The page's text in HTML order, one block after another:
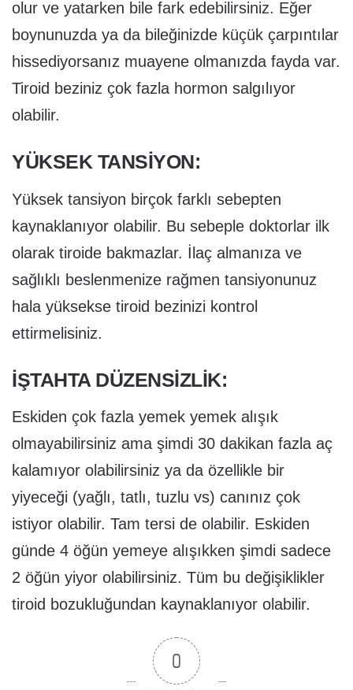
olur ve yatarken bile fark edebilirsiniz. Eğer
boynunuzda ya da bileğinizde küçük çarpıntılar
hissediyorsanız muayene olmanızda fayda var.
Tiroid beziniz çok fazla hormon salgılıyor
olabilir.
YÜKSEK TANSIYON:
Yüksek tansiyon birçok farklı sebepten
kaynaklanıyor olabilir. Bu sebeple doktorlar ilk
olarak tiroide bakmazlar. İlaç almanıza ve
sağlıklı beslenmenize rağmen tansiyonunuz
hala yüksekse tiroid bezinizi kontrol
ettirmelisiniz.
İŞTAHTA DÜZENSIZLIK:
Eskiden çok fazla yemek yemek alışık
olmayabilirsiniz ama şimdi 30 dakikan fazla aç
kalamıyor olabilirsiniz ya da özellikle bir
yiyeceği (yağlı, tatlı, tuzlu vs) canınız çok
istiyor olabilir. Tam tersi de olabilir. Eskiden
günde 4 öğün yemeye alışıkken şimdi sadece
2 öğün yiyor olabilirsiniz. Tüm bu değişiklikler
tiroid bozukluğundan kaynaklanıyor olabilir.
0